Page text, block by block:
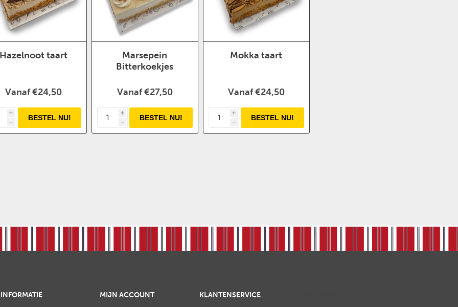
taart
Vanaf €24,50
i
h
Marsepein
Bitterkoekjes
Vanaf €27,50
i
h
Mokka taart
Vanaf €24,50
i
h
INFORMATIE MIJN ACCOUNT KLANTENSERVICE